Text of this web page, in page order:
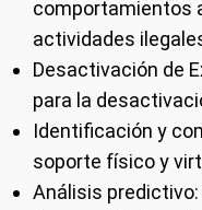
comportamientos
actividades
Desactivación de
para la
Identificación y
soporte físico y
Análisis